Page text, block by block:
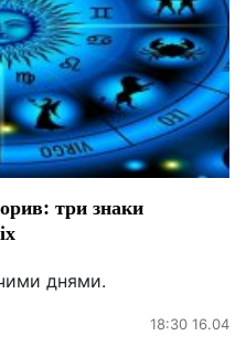
три знаки
днями.
18:30 16.04